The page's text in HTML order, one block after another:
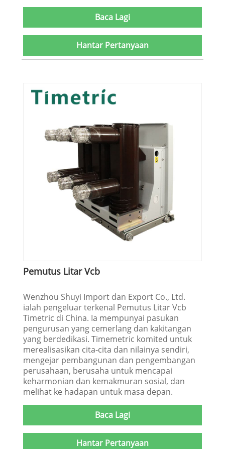
Baca Lagi
Hantar Pertanyaan
Pemutus Litar Vcb
Wenzhou Shuyi Import dan Export Co., Ltd.
ialah pengeluar terkenal Pemutus Litar Vcb
Timetric di China. Ia mempunyai pasukan
pengurusan yang cemerlang dan kakitangan
yang berdedikasi. Timemetric komited untuk
merealisasikan cita-cita dan nilainya sendiri,
mengejar pembangunan dan pengembangan
perusahaan, berusaha untuk mencapai
keharmonian dan kemakmuran sosial, dan
melihat ke hadapan untuk masa depan.
Baca Lagi
Hantar Pertanyaan